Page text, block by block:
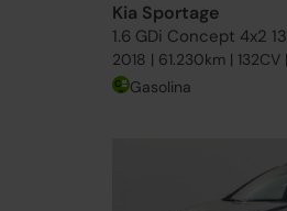
Kia Sportage
1.6 GDi Concept 4x2
2018 | 61.230km | 132CV
Gasolina